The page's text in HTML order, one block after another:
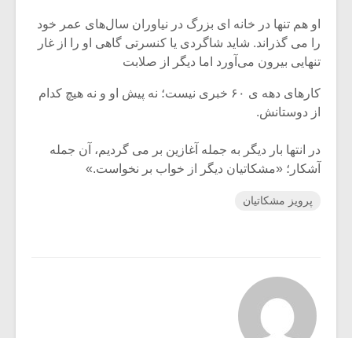
او هم تنها در خانه ای بزرگ در نیاوران سال‌های عمر خود
را می گذراند. شاید شاگردی یا کنسرتی گاهی او را از غار
تنهایی بیرون می‌آورد اما دیگر از صلابت
کارهای دهه ی ۶۰ خبری نیست؛ نه پیش او و نه هیچ کدام
از دوستانش.
در انتها بار دیگر به جمله آغازین بر می گردیم، آن جمله
آشکار؛ «مشکاتیان دیگر از خواب بر نخواست.»
پرویز مشکاتیان